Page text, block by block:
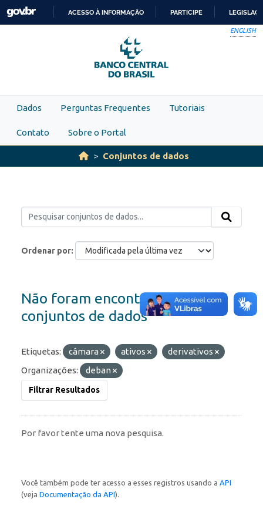
Skip to main content
PARA
O
CONTEÚDO
ACESSO À INFORMAÇÃO PARTICIPE
ENGLISH
Dados Perguntas Frequentes Tutoriais
Contato Sobre o Portal
Conjuntos de dados
Ordenar por
Não foram encontrados
conjuntos de dados
Etiquetas: câmara ativos
derivativos
Organizações:
deban
Filtrar Resultados
Por favor tente uma nova pesquisa.
Você também pode ter acesso a esses registros usando a API
(veja Documentação da API).